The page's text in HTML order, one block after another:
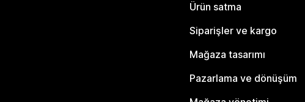
Ürün satma
Siparişler ve kargo
Mağaza tasarımı
Pazarlama ve dönüşüm